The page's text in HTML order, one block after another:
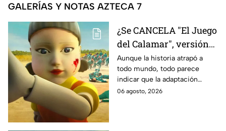
GALERÍAS Y NOTAS AZTECA 7
¿Se CANCELA "El Juego
del Calamar", versión
Estados Unidos? Esto
es lo que se sabe al
momento
Aunque la historia atrapó a
todo mundo, todo parece
indicar que la adaptación
podría ser cancelada:
06 agosto, 2026